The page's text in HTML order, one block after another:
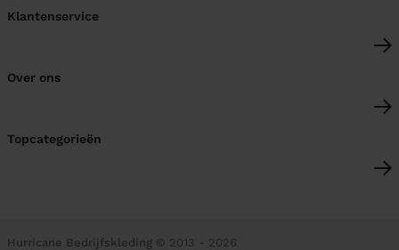
Klantenservice
Over ons
Topcategorieën
Hurricane Bedrijfskleding © 2013 - 2026